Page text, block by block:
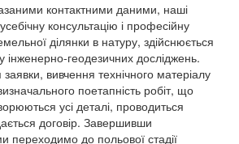
контактними даними, наші
консультацію і професійну
ділянки в натуру, здійснюється
інженерно-геодезичних досліджень.
вивчення технічного матеріалу
поетапність робіт, що
усі деталі, проводиться
договір. Завершивши
переходимо до польової стадії